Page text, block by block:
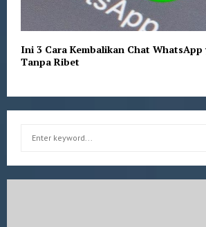
Ini 3 Cara Kembalikan Chat WhatsApp
Tanpa Ribet